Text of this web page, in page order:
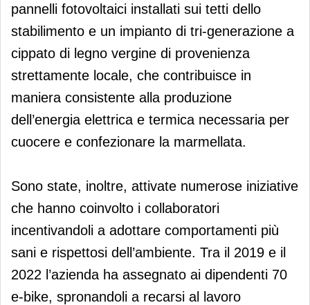
pannelli fotovoltaici installati sui tetti dello
stabilimento e un impianto di tri-generazione a
cippato di legno vergine di provenienza
strettamente locale, che contribuisce in
maniera consistente alla produzione
dell’energia elettrica e termica necessaria per
cuocere e confezionare la marmellata.
Sono state, inoltre, attivate numerose iniziative
che hanno coinvolto i collaboratori
incentivandoli a adottare comportamenti più
sani e rispettosi dell’ambiente. Tra il 2019 e il
2022 l’azienda ha assegnato ai dipendenti 70
e-bike, spronandoli a recarsi al lavoro